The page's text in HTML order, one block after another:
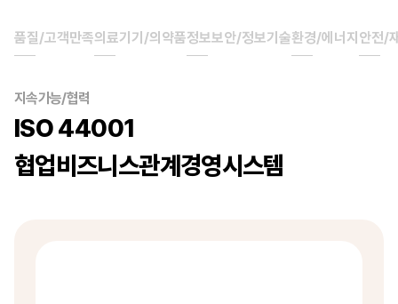
품질/고객만족의료기기/의약품정보보안/정보기술환경/에너지 안전/
지속가능/협력
ISO 44001
협업비즈니스관계경영시스템